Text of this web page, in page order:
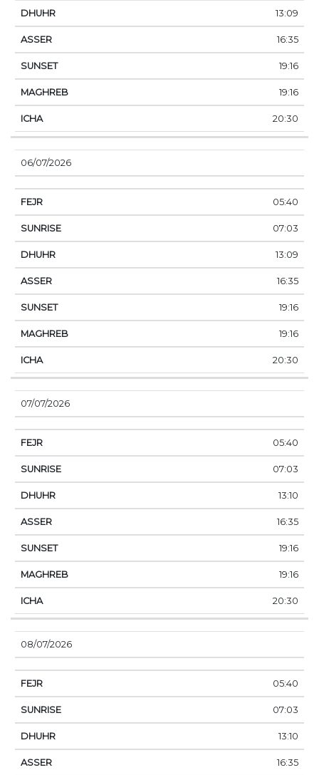
13:09
16:35
19:16
19:16
20:30
06/07/2026
05:40
07:03
13:09
16:35
19:16
19:16
20:30
07/07/2026
05:40
07:03
13:10
16:35
19:16
19:16
20:30
08/07/2026
05:40
07:03
13:10
16:35